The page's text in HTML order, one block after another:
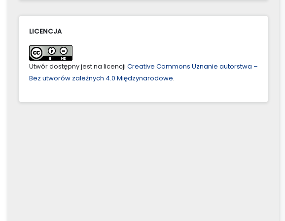
LICENCJA
Utwór dostępny jest na licencji Creative Commons Uznanie autorstwa –
Bez utworów zależnych 4.0 Międzynarodowe.